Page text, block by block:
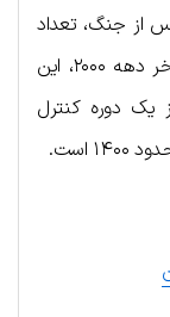
از جنگ، تعداد
آهوهای نارا به بیش از ۱۵۰۰ رسید و در اواخر دهه ۲۰۰۰، این
پس از یک دوره کنترل